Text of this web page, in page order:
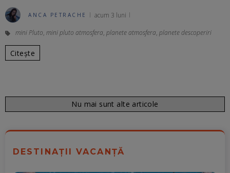
ANCA PETRACHE acum 3 luni
mini Pluto, mini pluto atmosfera, planete atmosfera, planete descoperiri
Citește
Nu mai sunt alte articole
DESTINAȚII VACANȚĂ